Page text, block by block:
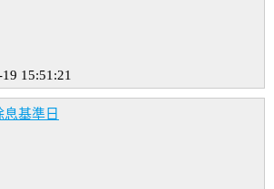
15:51:21
基準日